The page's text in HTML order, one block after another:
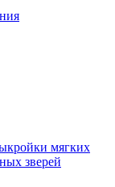
мягких
зверей